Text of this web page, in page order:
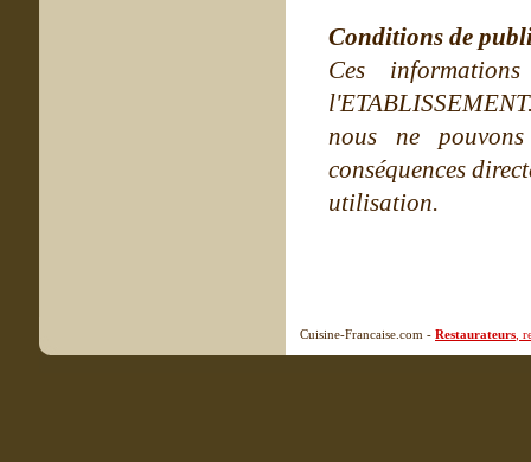
Conditions de
Ces
nous ne
conséquences
utilisation.
Cuisine-Francaise.com - Restaurateurs ,